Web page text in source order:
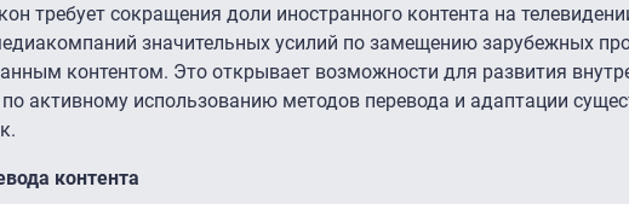
требует сокращения доли иностранного контента на
значительных усилий по замещению зарубежных
контентом. Это открывает возможности для развития
по активному использованию методов перевода и адаптации
контента